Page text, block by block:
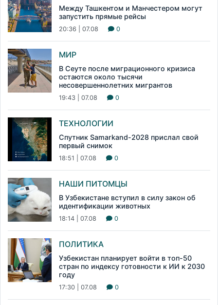
Между Ташкентом и Манчестером могут
запустить прямые рейсы
20:36 | 07.08 0
МИР
В Сеуте после миграционного кризиса
остаются около тысячи
несовершеннолетних мигрантов
19:43 | 07.08 0
ТЕХНОЛОГИИ
Спутник Samarkand-2028 прислал свой
первый снимок
18:51 | 07.08 0
НАШИ ПИТОМЦЫ
В Узбекистане вступил в силу закон об
идентификации животных
18:14 | 07.08 0
ПОЛИТИКА
Узбекистан планирует войти в топ-50
стран по индексу готовности к ИИ к 2030
году
17:30 | 07.08 0